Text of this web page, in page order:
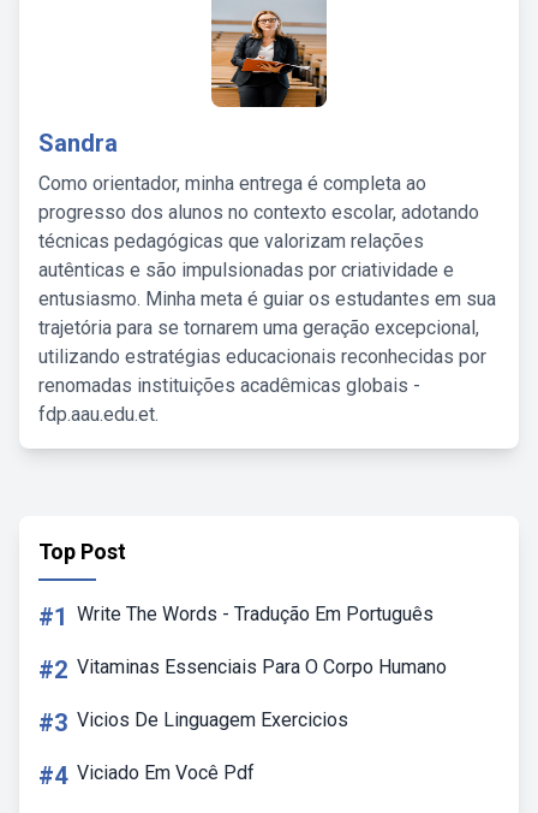
Sandra
Como orientador, minha entrega é completa ao
progresso dos alunos no contexto escolar, adotando
técnicas pedagógicas que valorizam relações
autênticas e são impulsionadas por criatividade e
entusiasmo. Minha meta é guiar os estudantes em sua
trajetória para se tornarem uma geração excepcional,
utilizando estratégias educacionais reconhecidas por
renomadas instituições acadêmicas globais -
fdp.aau.edu.et.
Top Post
#1 Write The Words - Tradução Em Português
#2 Vitaminas Essenciais Para O Corpo Humano
#3 Vicios De Linguagem Exercicios
#4 Viciado Em Você Pdf